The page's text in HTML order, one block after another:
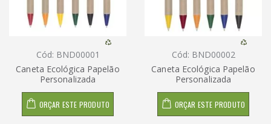
Cód: BND00001
Caneta Ecológica Papelão
Personalizada
ORÇAR ESTE PRODUTO
Cód: BND00002
Caneta Ecológica Papelão
Personalizada
ORÇAR ESTE PRODUTO